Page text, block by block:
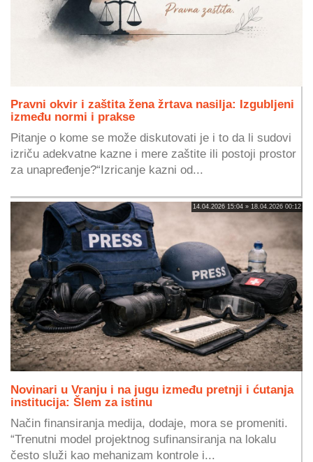
Pravni okvir i zaštita žena žrtava nasilja: Izgubljeni
između normi i prakse
Pitanje o kome se može diskutovati je i to da li sudovi
izriču adekvatne kazne i mere zaštite ili postoji prostor
za unapređenje?“Izricanje kazni od...
14.04.2026 15:04 » 18.04.2026 00:12
Novinari u Vranju i na jugu između pretnji i ćutanja
institucija: Šlem za istinu
Način finansiranja medija, dodaje, mora se promeniti.
“Trenutni model projektnog sufinansiranja na lokalu
često služi kao mehanizam kontrole i...